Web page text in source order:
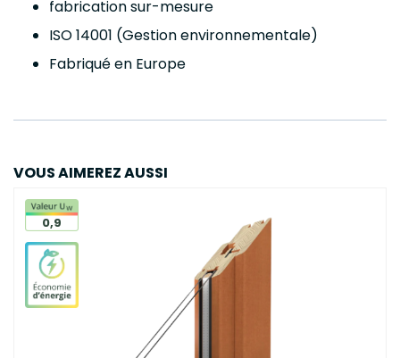
fabrication sur-mesure
ISO 14001 (Gestion environnementale)
Fabriqué en Europe
VOUS AIMEREZ AUSSI
0,9